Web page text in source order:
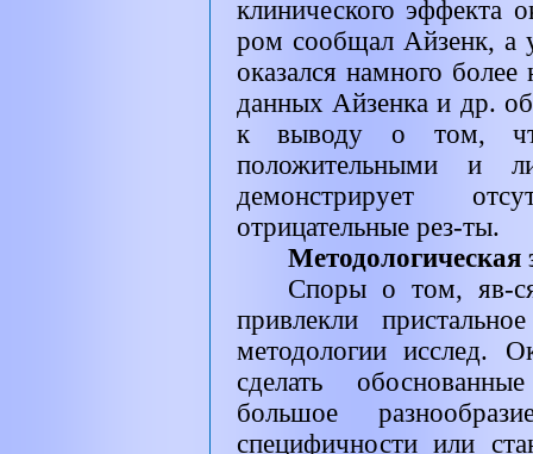
клинического эффекта
ром сообщал Айзенк, а
оказался намного
данных Айзенка и др.
к выводу о том,
положительными и
демонстрирует
отрицательные рез-ты.
Методологическая
Споры о том, яв-
привлекли
методологии исслед.
сделать
большое
специфичности или